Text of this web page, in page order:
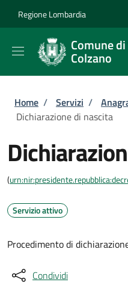
Regione Lombardia
Comune
Colzano
Briciole di
Home / Servizi /
Dichiarazione di nascita
(
Servizio attivo
Procedimento di
Condividi